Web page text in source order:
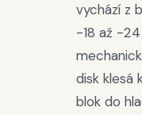
vychází z
-18 až -
disk klesá
blok do